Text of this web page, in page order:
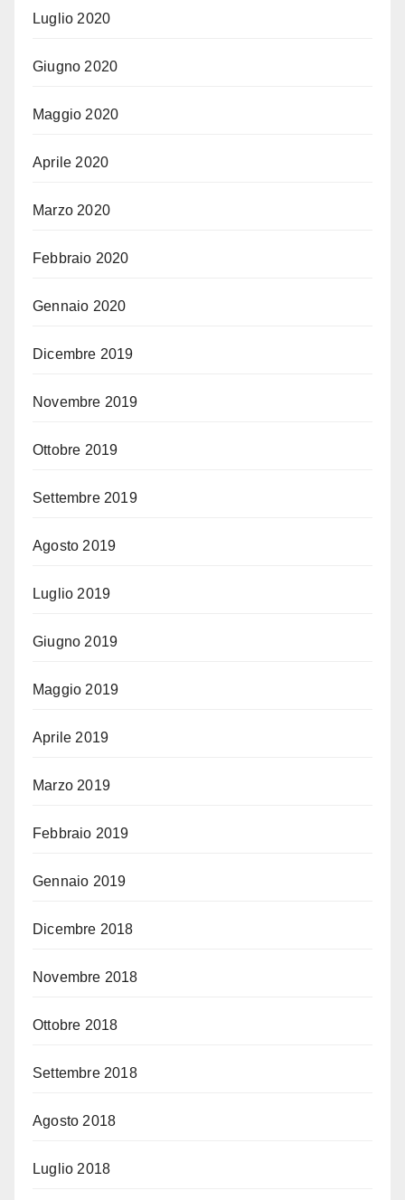
Luglio 2020
Giugno 2020
Maggio 2020
Aprile 2020
Marzo 2020
Febbraio 2020
Gennaio 2020
Dicembre 2019
Novembre 2019
Ottobre 2019
Settembre 2019
Agosto 2019
Luglio 2019
Giugno 2019
Maggio 2019
Aprile 2019
Marzo 2019
Febbraio 2019
Gennaio 2019
Dicembre 2018
Novembre 2018
Ottobre 2018
Settembre 2018
Agosto 2018
Luglio 2018